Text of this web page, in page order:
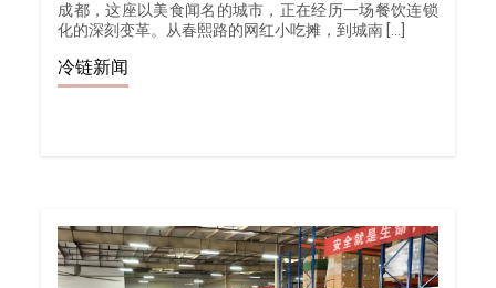
成都，这座以美食闻名的城市，正在经历一场餐饮连锁
化的深刻变革。从春熙路的网红小吃摊，到城南 […]
冷链新闻